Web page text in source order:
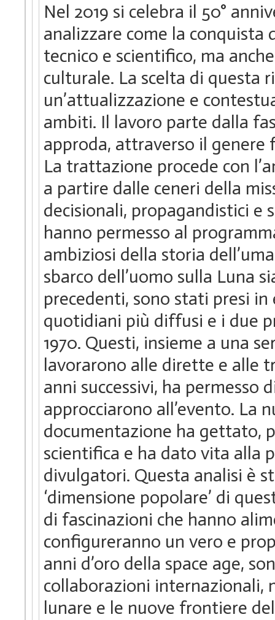
Nel 2019 si celebra il 50°
analizzare come la
tecnico e scientifico, ma
culturale. La scelta di questa
un’attualizzazione e
ambiti. Il lavoro parte dalla
approda, attraverso il genere
La trattazione procede con
a partire dalle ceneri della
decisionali, propagandistici e
hanno permesso al
ambiziosi della storia
sbarco dell’uomo sulla Luna
precedenti, sono stati presi
quotidiani più diffusi e i due
1970. Questi, insieme a una
lavorarono alle dirette e alle
anni successivi, ha permesso
approcciarono all’evento. La
documentazione ha gettato,
scientifica e ha dato vita alla
divulgatori. Questa analisi è
‘dimensione popolare’ di
di fascinazioni che hanno
configureranno un vero e
anni d’oro della space age,
collaborazioni internazionali,
lunare e le nuove frontiere